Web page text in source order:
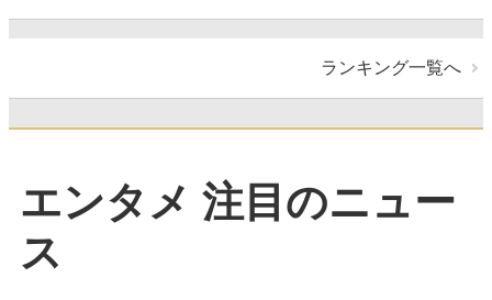
ランキング一覧へ
エンタメ 注目のニュー
ス